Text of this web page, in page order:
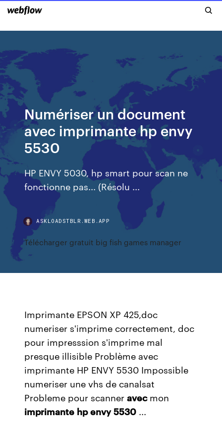
Numériser un document
avec imprimante hp envy
5530
HP ENVY 5030, hp smart pour scan ne
fonctionne pas... (Résolu ...
ASKLOADSTBLR.WEB.APP
Télécharger gratuit big fish games manager
Imprimante EPSON XP 425,doc
numeriser s'imprime correctement, doc
pour impresssion s'imprime mal
presque illisible Problème avec
imprimante HP ENVY 5530 Impossible
numeriser une vhs de canalsat
Probleme pour scanneravecmon
imprimante hp envy 5530 ...